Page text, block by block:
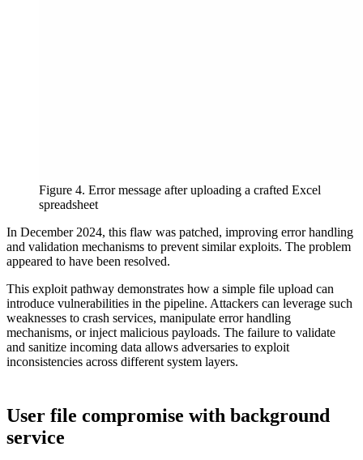
Figure 4. Error message after uploading a crafted Excel
spreadsheet
In December 2024, this flaw was patched, improving error handling
and validation mechanisms to prevent similar exploits. The problem
appeared to have been resolved.
This exploit pathway demonstrates how a simple file upload can
introduce vulnerabilities in the pipeline. Attackers can leverage such
weaknesses to crash services, manipulate error handling
mechanisms, or inject malicious payloads. The failure to validate
and sanitize incoming data allows adversaries to exploit
inconsistencies across different system layers.
User file compromise with background
service